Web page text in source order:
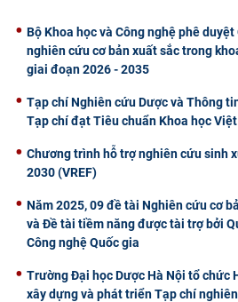
Bộ Khoa học và Công nghệ phê
nghiên cứu cơ bản xuất sắc trong
giai đoạn 2026 - 2035
Tạp chí Nghiên cứu Dược và Thông
Tạp chí đạt Tiêu chuẩn Khoa học
Chương trình hỗ trợ nghiên cứu sinh
2030 (VREF)
Năm 2025, 09 đề tài Nghiên cứu cơ
và Đề tài tiềm năng được tài trợ bởi
Công nghệ Quốc gia
Trường Đại học Dược Hà Nội tổ chức
xây dựng và phát triển Tạp chí